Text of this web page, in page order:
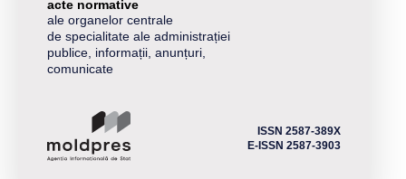
acte normative
ale organelor centrale
de specialitate ale administrației
publice, informații, anunțuri,
comunicate
ISSN 2587-389X
E-ISSN 2587-3903